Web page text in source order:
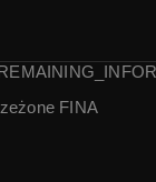
Izrael
FINA